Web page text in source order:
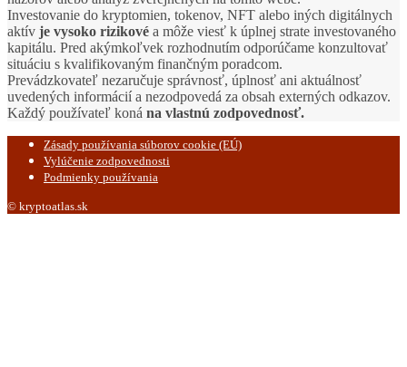
Investovanie do kryptomien, tokenov, NFT alebo iných digitálnych
aktív je vysoko rizikové a môže viesť k úplnej strate investovaného
kapitálu. Pred akýmkoľvek rozhodnutím odporúčame konzultovať
situáciu s kvalifikovaným finančným poradcom.
Prevádzkovateľ nezaručuje správnosť, úplnosť ani aktuálnosť
uvedených informácií a nezodpovedá za obsah externých odkazov.
Každý používateľ koná na vlastnú zodpovednosť.
Zásady používania súborov cookie (EÚ)
Vylúčenie zodpovednosti
Podmienky používania
© kryptoatlas.sk